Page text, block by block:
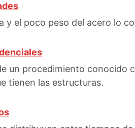
y el poco peso del acero lo
un procedimiento conocido
tienen las estructuras.